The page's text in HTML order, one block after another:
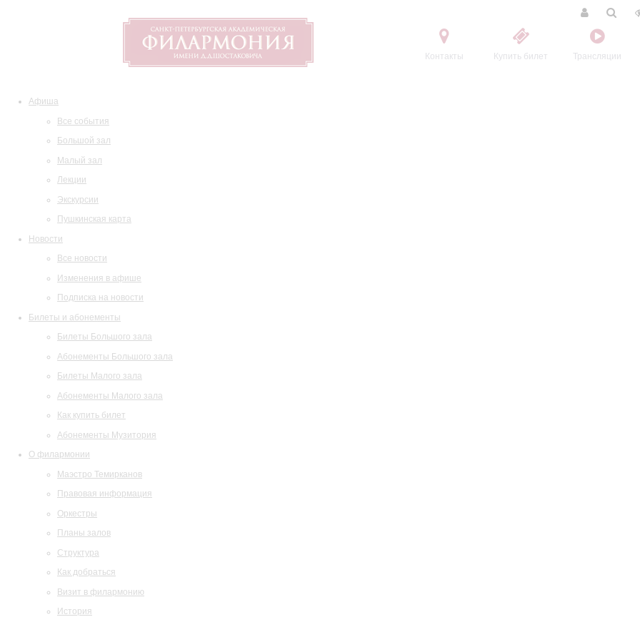
Контакты Купить билет Трансляции
Афиша
Все события
Большой зал
Малый зал
Лекции
Экскурсии
Пушкинская карта
Новости
Все новости
Изменения в афише
Подписка на новости
Билеты и абонементы
Билеты Большого зала
Абонементы Большого зала
Билеты Малого зала
Абонементы Малого зала
Как купить билет
Абонементы Музитория
О филармонии
Маэстро Темирканов
Правовая информация
Оркестры
Планы залов
Структура
Как добраться
Визит в филармонию
История